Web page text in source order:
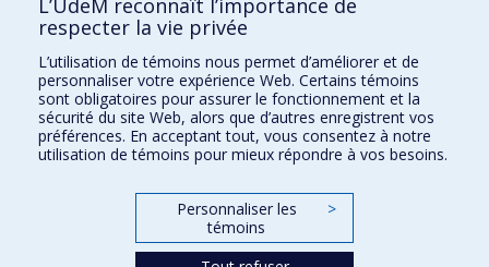
BESOIN D'AIDE?
Plan du site
Signaler une erreur
Accessibilité
FACULTÉ DES ARTS ET DES SCIENCES
Nos départements et écoles
L’UdeM reconnaît l’importance de
respecter la vie privée
L’utilisation de témoins nous permet d’améliorer et de
personnaliser votre expérience Web. Certains témoins
sont obligatoires pour assurer le fonctionnement et la
sécurité du site Web, alors que d’autres enregistrent vos
préférences. En acceptant tout, vous consentez à notre
utilisation de témoins pour mieux répondre à vos besoins.
Personnaliser les
témoins
>